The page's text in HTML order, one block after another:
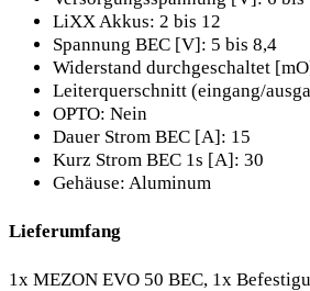
LiXX Akkus: 2 bis 12
Spannung BEC [V]: 5 bis 8,4
Widerstand durchgeschaltet
Leiterquerschnitt (eingang/
OPTO: Nein
Dauer Strom BEC [A]: 15
Kurz Strom BEC 1s [A]: 30
Gehäuse: Aluminum
Lieferumfang
1x MEZON EVO 50 BEC, 1x